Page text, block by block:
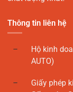
Thông tin liên hệ
Hộ kinh
AUTO)
Giấy phép